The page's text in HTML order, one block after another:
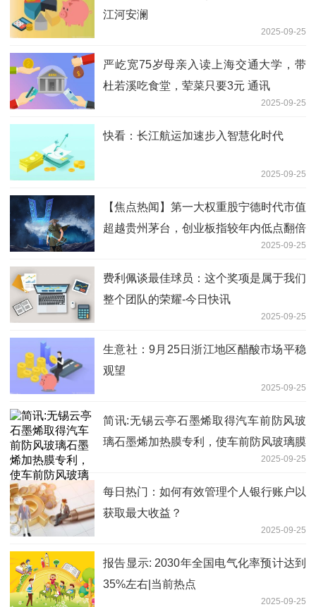
江河安澜
2025-09-25
严屹宽75岁母亲入读上海交通大学，带
杜若溪吃食堂，荤菜只要3元 通讯
2025-09-25
快看：长江航运加速步入智慧化时代
2025-09-25
【焦点热闻】第一大权重股宁德时代市值
超越贵州茅台，创业板指较年内低点翻倍
2025-09-25
费利佩谈最佳球员：这个奖项是属于我们
整个团队的荣耀-今日快讯
2025-09-25
生意社：9月25日浙江地区醋酸市场平稳
观望
2025-09-25
简讯:无锡云亭石墨烯取得汽车前防风玻
璃石墨烯加热膜专利，使车前防风玻璃膜
2025-09-25
每日热门：如何有效管理个人银行账户以
获取最大收益？
2025-09-25
报告显示: 2030年全国电气化率预计达到
35%左右|当前热点
2025-09-25